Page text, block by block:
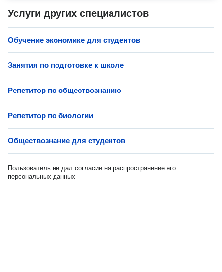
Услуги других специалистов
Обучение экономике для студентов
Занятия по подготовке к школе
Репетитор по обществознанию
Репетитор по биологии
Обществознание для студентов
Пользователь не дал согласие на распространение его
персональных данных